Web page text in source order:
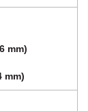
mm)
mm)